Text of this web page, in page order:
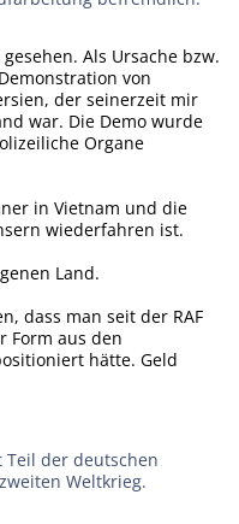
Als Ursache bzw.
von
der seinerzeit mir
war. Die Demo wurde
Organe
in Vietnam und die
wiederfahren ist.
Land.
dass man seit der RAF
Form aus den
hätte. Geld
Teil der deutschen
Weltkrieg.